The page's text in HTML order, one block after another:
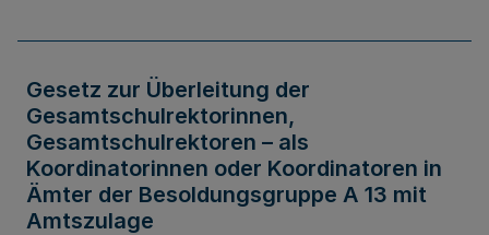
Gesetz zur Überleitung der
Gesamtschulrektorinnen,
Gesamtschulrektoren – als
Koordinatorinnen oder Koordinatoren in
Ämter der Besoldungsgruppe A 13 mit
Amtszulage